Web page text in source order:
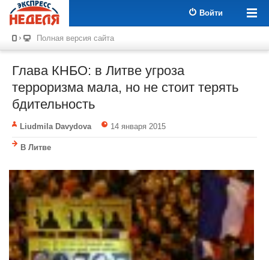
Войти
Полная версия сайта
Глава КНБО: в Литве угроза
терроризма мала, но не стоит терять
бдительность
Liudmila Davydova 14 января 2015
В Литве